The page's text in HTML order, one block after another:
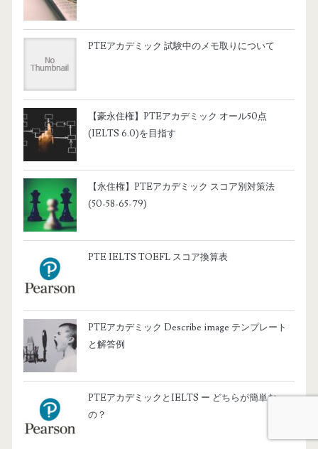
PTEアカデミック 試験中のメモ取りについて
【豪永住権】PTEアカデミック オール50点
(IELTS 6.0)を目指す
【永住権】PTEアカデミック スコア別対策法
(50-58-65-79)
PTE IELTS TOEFL スコア換算表
PTEアカデミック Describe image テンプレート
と解答例
PTEアカデミックとIELTS ー どちらが簡単な
の？